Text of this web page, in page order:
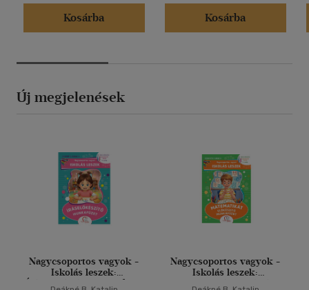
Kosárba
Kosárba
Új megjelenések
Nagycsoportos vagyok -
Iskolás leszek:
Íráselőkészítő munkafüzet
Nagycsoportos vagyok -
Iskolás leszek: